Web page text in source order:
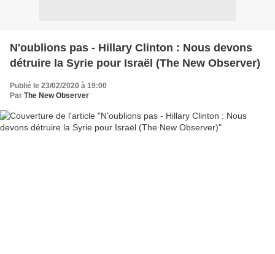
N'oublions pas - Hillary Clinton : Nous devons
détruire la Syrie pour Israël (The New Observer)
Publié le 23/02/2020 à 19:00
Par The New Observer